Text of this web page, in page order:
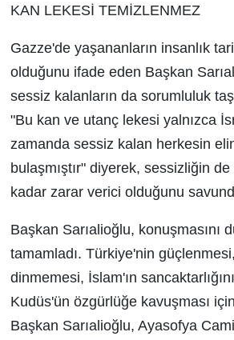
KAN LEKESİ TEMİZLENMEZ
Gazze'de yaşananların insanlık
olduğunu ifade eden Başkan
sessiz kalanların da sorumluluk
"Bu kan ve utanç lekesi yalnızca
zamanda sessiz kalan herkesin
bulaşmıştır" diyerek, sessizliğin
kadar zarar verici olduğunu
Başkan Sarıalioğlu, konuşmasını
tamamladı. Türkiye'nin
dinmemesi, İslam'ın
Kudüs'ün özgürlüğe kavuşması
Başkan Sarıalioğlu, Ayasofya